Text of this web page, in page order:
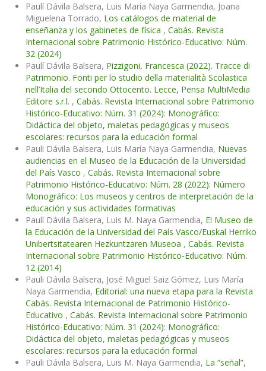
Paulí Dávila Balsera, Luis María Naya Garmendia, Joana
Miguelena Torrado, Los catálogos de material de
enseñanza y los gabinetes de física , Cabás. Revista
Internacional sobre Patrimonio Histórico-Educativo: Núm.
32 (2024)
Paulí Dávila Balsera, Pizzigoni, Francesca (2022). Tracce di
Patrimonio. Fonti per lo studio della materialità Scolastica
nell’Italia del secondo Ottocento. Lecce, Pensa MultiMedia
Editore s.r.l. , Cabás. Revista Internacional sobre Patrimonio
Histórico-Educativo: Núm. 31 (2024): Monográfico:
Didáctica del objeto, maletas pedagógicas y museos
escolares: recursos para la educación formal
Pauli Dávila Balsera, Luis María Naya Garmendia, Nuevas
audiencias en el Museo de la Educación de la Universidad
del País Vasco , Cabás. Revista Internacional sobre
Patrimonio Histórico-Educativo: Núm. 28 (2022): Número
Monográfico: Los museos y centros de interpretación de la
educación y sus actividades formativas
Paulí Dávila Balsera, Luis M. Naya Garmendia, El Museo de
la Educación de la Universidad del País Vasco/Euskal Herriko
Unibertsitatearen Hezkuntzaren Museoa , Cabás. Revista
Internacional sobre Patrimonio Histórico-Educativo: Núm.
12 (2014)
Pauli Dávila Balsera, José Miguel Saiz Gómez, Luis María
Naya Garmendia, Editorial: una nueva etapa para la Revista
Cabás. Revista Internacional de Patrimonio Histórico-
Educativo , Cabás. Revista Internacional sobre Patrimonio
Histórico-Educativo: Núm. 31 (2024): Monográfico:
Didáctica del objeto, maletas pedagógicas y museos
escolares: recursos para la educación formal
Pauli Dávila Balsera, Luis M. Naya Garmendia, La “señal”,